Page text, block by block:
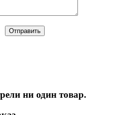
ни один товар.